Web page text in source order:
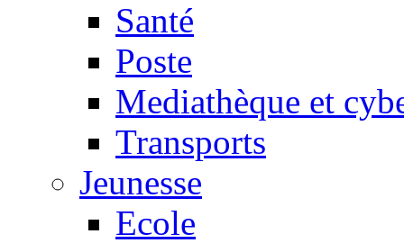
Santé
Poste
Mediathèque et
Transports
Jeunesse
Ecole